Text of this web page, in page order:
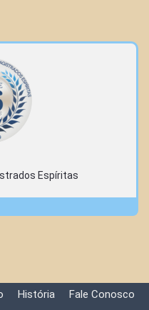
Espíritas
História Fale Conosco